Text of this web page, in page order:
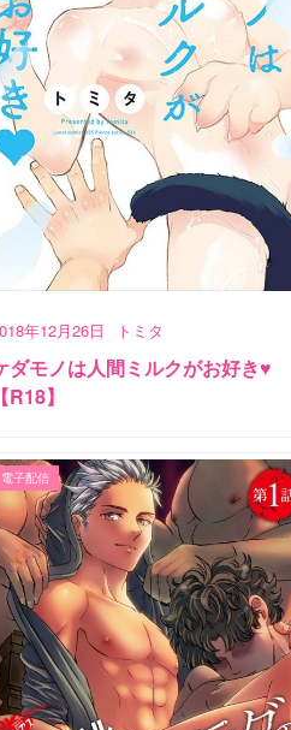
年12月26日 トミタ
ダモノは人間ミルクがお好き♥
【R18】
電子配信